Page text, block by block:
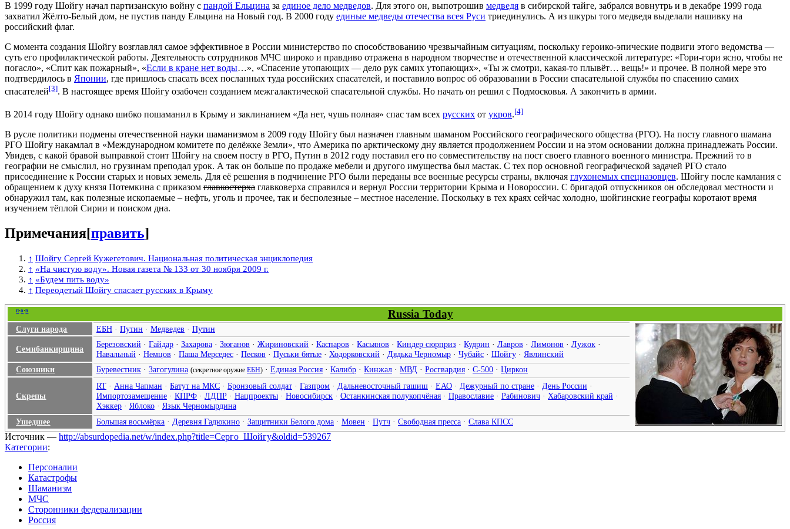
В 1999 году Шойгу начал партизанскую войну с пандой Ельцина за единое дело медведов. Для этого он, выпотрошив медведя в сибирской тайге, забрался вовнутрь и в декабре 1999 года
захватил Жёлто-Белый дом, не пустив панду Ельцина на Новый год. В 2000 году единые медведы отечества всея Руси триединулись. А из шкуры того медведя выделали нашивку на
российский флаг.
С момента создания Шойгу возглавлял самое эффективное в России министерство по способствованию чрезвычайным ситуациям, поскольку героико-эпические подвиги этого ведомства —
суть его профилактической работы. Деятельность сотрудников МЧС широко и правдиво отражена в народном творчестве и отечественной классической литературе: «Гори-гори ясно, чтобы не
погасло», «Спит как пожарный», «Если в кране нет воды…», «Спасение утопающих — дело рук самих утопающих», «Ты ж смотри, какая-то плывёт… вещь!» и прочее. В полной мере это
подтвердилось в Японии, где пришлось спасать всех посланных туда российских спасателей, и поставило вопрос об образовании в России спасательной службы по спасению самих
спасателей[3]. В настоящее время Шойгу озабочен созданием межгалактической спасательной службы. Но начать он решил с Подмосковья. А закончить в армии.
В 2014 году Шойгу однако шибко пошаманил в Крыму и заклинанием «Да нет, чушь полная» спас там всех русских от укров.[4]
В русле политики подмены отечественной науки шаманизмом в 2009 году Шойгу был назначен главным шаманом Российского географического общества (РГО). На посту главного шамана
РГО Шойгу накамлал в «Международном комитете по делёжке Земли», что Америка по арктическому дну является продолжением России и на этом основании должна принадлежать России.
Увидев, с какой бравой выправкой стоит Шойгу на своем посту в РГО, Путин в 2012 году поставил его по совместительству на пост своего главного военного министра. Прежний то в
географии не смыслил, но грузинам преподал урок. А так он больше по продаже мебели и другого имущества был мастак. С тех пор основной географической задачей РГО стало
присоединение к России старых и новых земель. Для её решения в подчинение РГО были переданы все военные ресурсы страны, включая глухонемых спецназовцев. Шойгу после камлания с
обращением к духу князя Потемкина с приказом главкостерха главковерха справился и вернул России территории Крыма и Новороссии. С бригадой отпускников он обследовал местности и
обнаружил там, как полезные ископаемые – нефть, уголь и прочее, так и бесполезные – местное население. Поскольку в тех краях сейчас холодно, шойгинские географы коротают время
изучением тёплой Сирии и поиском дна.
Примечания[править]
↑ Шойгу Сергей Кужегетович. Национальная политическая энциклопедия
↑ «На чистую воду». Новая газета № 133 от 30 ноября 2009 г.
↑ «Будем пить воду»
↑ Переодетый Шойгу спасает русских в Крыму
п·о ·в Russia Today
Слуги народа ЕБН · Путин · Медведев · Путин
Семибанкирщина Березовский · Гайдар · Захарова · Зюганов · Жириновский · Каспаров · Касьянов · Киндер сюрприз · Кудрин · Лавров · Лимонов · Лужок ·
Навальный · Немцов · Паша Мерседес · Песков · Пуськи бятые · Ходорковский · Дядька Черномыр · Чубайс · Шойгу · Явлинский
Союзники
Буревестник · Загогулина (секретное оружие ЕБН) · Единая Россия · Калибр · Кинжал · МВД · Росгвардия · С-500 · Циркон
Скрепы
RT · Анна Чапман · Батут на МКС · Бронзовый солдат · Газпром · Дальневосточный гашиш · ЕАО · Дежурный по стране · День России ·
Импортозамещение · КПРФ · ЛДПР · Нацпроекты · Новосибирск · Останкинская полукопчёная · Православие · Рабинович · Хабаровский край ·
Хэккер · Яблоко · Язык Черномырдина
Ушедшее
Большая восьмёрка · Деревня Гадюкино · Защитники Белого дома · Мовен · Путч · Свободная пресса · Слава КПСС
Источник — http://absurdopedia.net/w/index.php?title=Серго_Шойгу&oldid=539267
Категории:
Персоналии
Катастрофы
Шаманизм
МЧС
Сторонники федерализации
Россия